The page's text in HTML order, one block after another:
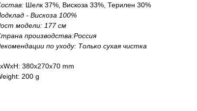
Шелк 37%, Вискоза 33%, Терилен 30%
- Вискоза 100%
модели: 177 см
производства:Россия
по уходу: Только сухая чистка
380x270x70 mm
200 g